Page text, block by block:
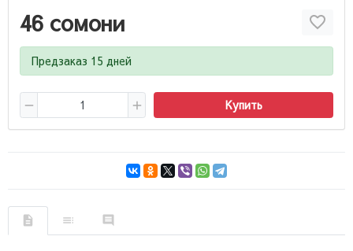
46 сомони
Предзаказ 15 дней
Купить